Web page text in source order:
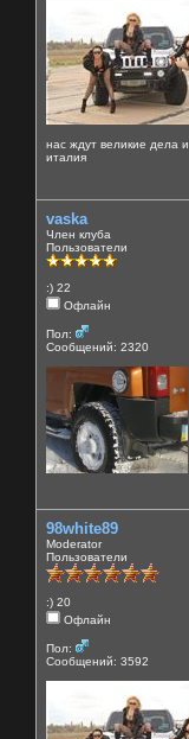
нас ждут великие дела и
италия
vaska
Член клуба
Пользователи
:) 22
Офлайн
Пол:
Сообщений: 2320
98white89
Moderator
Пользователи
:) 20
Офлайн
Пол:
Сообщений: 3592